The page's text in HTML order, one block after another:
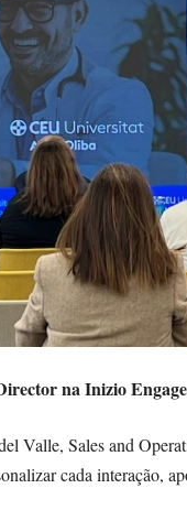
na Inizio Engage
Valle, Sales and
cada interação,